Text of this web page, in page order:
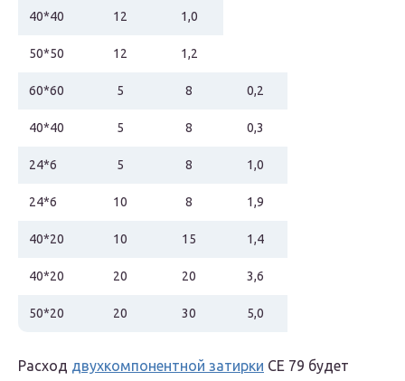
40*40 12 1,0
50*50 12 1,2
60*60 5 8 0,2
40*40 5 8 0,3
24*6 5 8 1,0
24*6 10 8 1,9
40*20 10 15 1,4
40*20 20 20 3,6
50*20 20 30 5,0
Расход двухкомпонентной затирки СЕ 79 будет